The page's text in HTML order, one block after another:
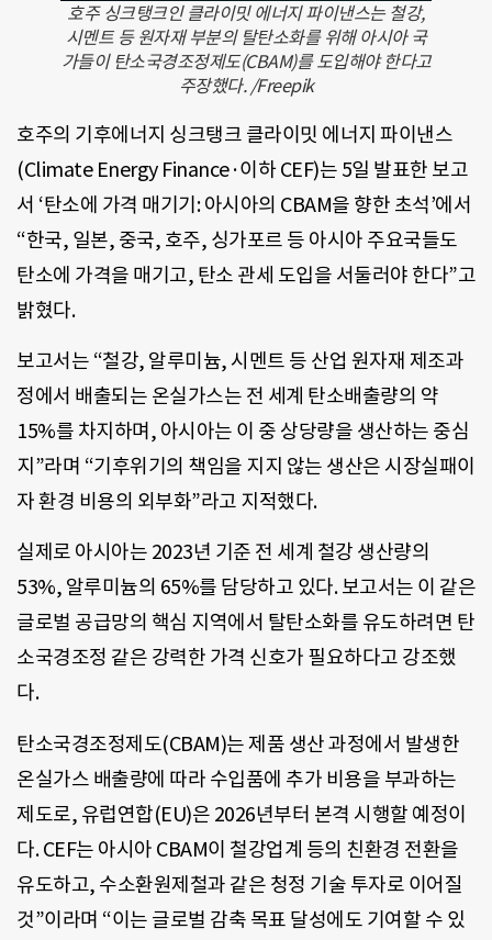
호주 싱크탱크인 클라이밋 에너지 파이낸스는 철강,
시멘트 등 원자재 부분의 탈탄소화를 위해 아시아 국
가들이 탄소국경조정제도(CBAM)를 도입해야 한다고
주장했다. /Freepik
호주의 기후에너지 싱크탱크 클라이밋 에너지 파이낸스
(Climate Energy Finance·이하 CEF)는 5일 발표한 보고
서 ‘탄소에 가격 매기기: 아시아의 CBAM을 향한 초석’에서
“한국, 일본, 중국, 호주, 싱가포르 등 아시아 주요국들도
탄소에 가격을 매기고, 탄소 관세 도입을 서둘러야 한다”고
밝혔다.
보고서는 “철강, 알루미늄, 시멘트 등 산업 원자재 제조과
정에서 배출되는 온실가스는 전 세계 탄소배출량의 약
15%를 차지하며, 아시아는 이 중 상당량을 생산하는 중심
지”라며 “기후위기의 책임을 지지 않는 생산은 시장실패이
자 환경 비용의 외부화”라고 지적했다.
실제로 아시아는 2023년 기준 전 세계 철강 생산량의
53%, 알루미늄의 65%를 담당하고 있다. 보고서는 이 같은
글로벌 공급망의 핵심 지역에서 탈탄소화를 유도하려면 탄
소국경조정 같은 강력한 가격 신호가 필요하다고 강조했
다.
탄소국경조정제도(CBAM)는 제품 생산 과정에서 발생한
온실가스 배출량에 따라 수입품에 추가 비용을 부과하는
제도로, 유럽연합(EU)은 2026년부터 본격 시행할 예정이
다. CEF는 아시아 CBAM이 철강업계 등의 친환경 전환을
유도하고, 수소환원제철과 같은 청정 기술 투자로 이어질
것”이라며 “이는 글로벌 감축 목표 달성에도 기여할 수 있